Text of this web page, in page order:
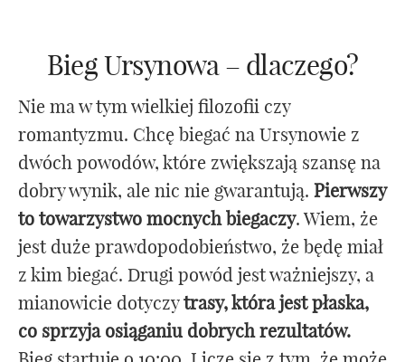
Bieg Ursynowa – dlaczego?
Nie ma w tym wielkiej filozofii czy
romantyzmu. Chcę biegać na Ursynowie z
dwóch powodów, które zwiększają szansę na
dobry wynik, ale nic nie gwarantują. Pierwszy
to towarzystwo mocnych biegaczy. Wiem, że
jest duże prawdopodobieństwo, że będę miał
z kim biegać. Drugi powód jest ważniejszy, a
mianowicie dotyczytrasy, która jest płaska,
co sprzyja osiąganiu dobrych rezultatów.